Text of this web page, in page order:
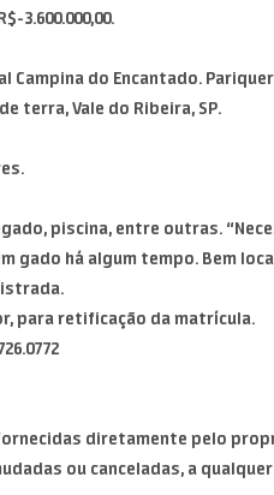
3.600.000,00.
Campina do Encantado.
terra, Vale do Ribeira, SP.
piscina, entre outras.
gado há algum tempo.
para retificação da matrícula.
fornecidas diretamente pelo
ou canceladas, a